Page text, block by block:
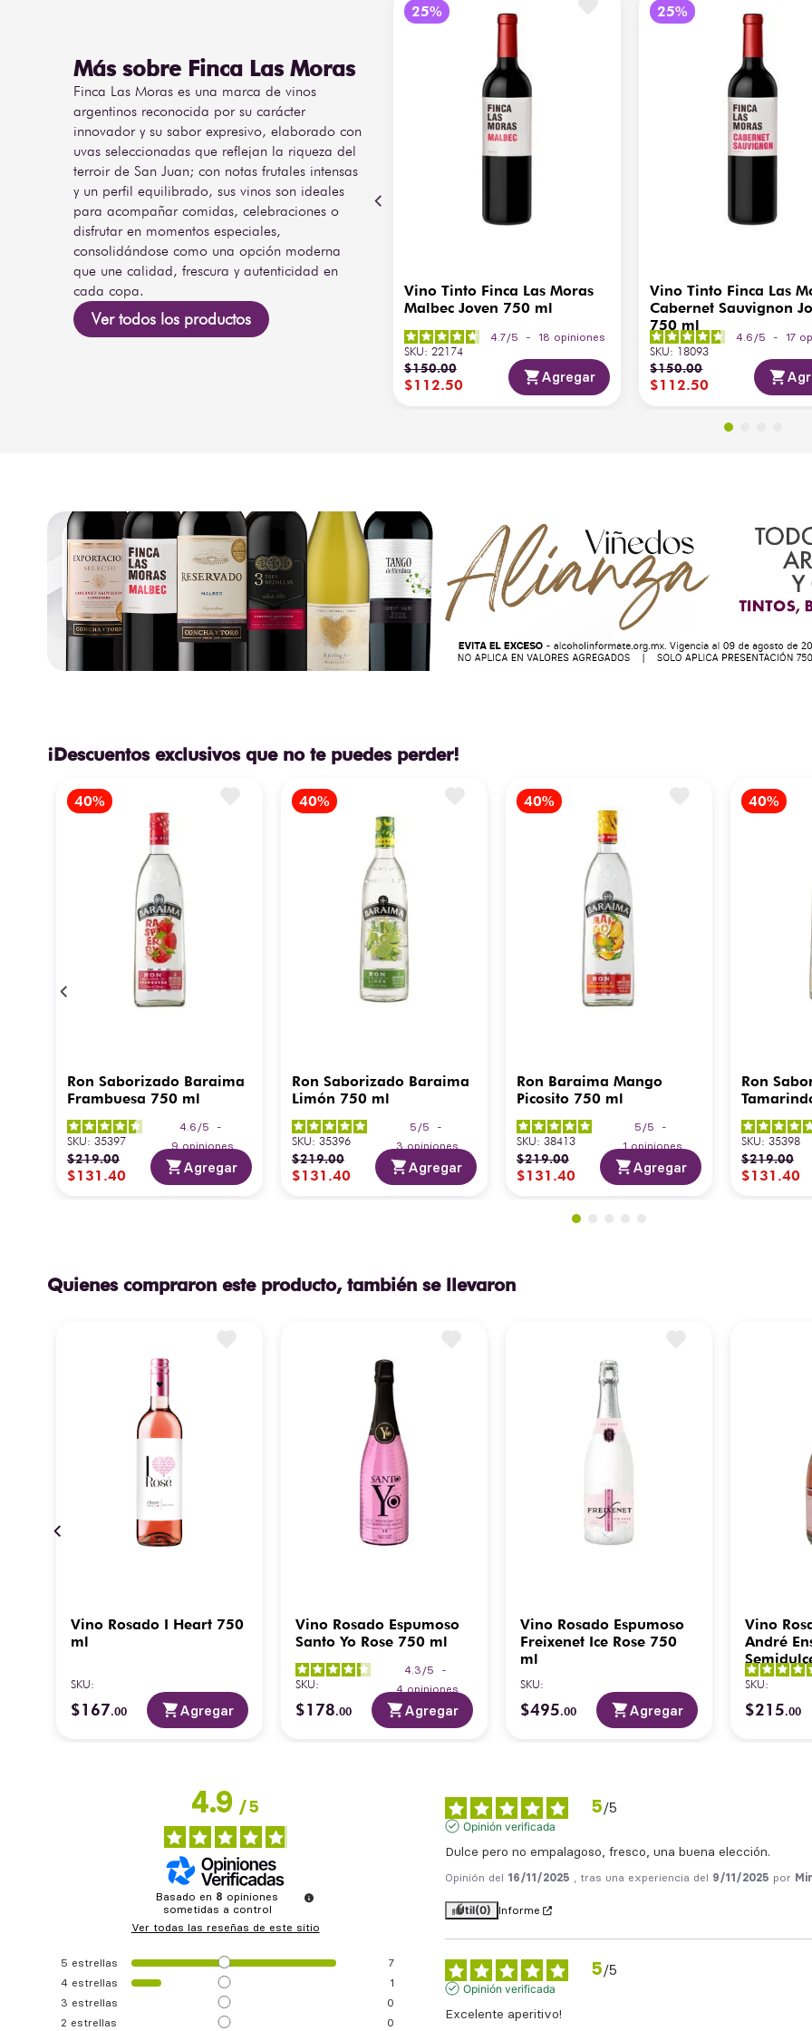
versátil para quienes buscan un vino dulce y elegante, pensado para momentos de
Aromática
Temperatura de Servicio
Más sobre Finca Las Moras
Finca Las Moras es una marca de vinos
argentinos reconocida por su carácter
innovador y su sabor expresivo, elaborado con
uvas seleccionadas que reflejan la riqueza del
terroir de San Juan; con notas frutales intensas
y un perfil equilibrado, sus vinos son ideales
para acompañar comidas, celebraciones o
disfrutar en momentos especiales,
consolidándose como una opción moderna
que une calidad, frescura y autenticidad en
cada copa.
Ver todos los productos
Vino Tinto Finca Las Moras
Malbec Joven 750 ml
4.7/5 - 18 opiniones
SKU: 22174
$150.00
$112.50 Agregar
Vino Tinto Finca Las
Cabernet Sauvignon
750 ml
4.6 /5 - 17
SKU: 18093
$150.00
$112.50
¡Descuentos exclusivos que no te puedes perder!
Ron Saborizado Baraima
Frambuesa 750 ml
4.6 /5
-
9 opiniones
SKU: 35397
$219.00
$131 .40 Agregar
Ron Saborizado Baraima
Limón 750 ml
5 /5
-
3 opiniones
SKU: 35396
$219.00
$131 .40 Agregar
Ron Baraima Mango
Picosito 750 ml
5 /5
-
1 opiniones
SKU: 38413
$219.00
$131 .40 Agregar
Ron
SKU: 35398
$219.00
$131 .40
Quienes compraron este producto, también se llevaron
Vino Rosado I Heart 750
ml
SKU:
$167.00 Agregar
Vino Rosado Espumoso
Santo Yo Rose 750 ml
4.3 /5
-
4 opiniones
SKU:
$178.00 Agregar
Vino Rosado Espumoso
Freixenet Ice Rose 750
ml
SKU:
$495.00 Agregar
Vino
André
SKU:
$215.00
4.9/5
Basado en 8 opiniones
sometidas a control
Ver todas las reseñas de este sitio
5 estrellas
7
4 estrellas
1
3 estrellas
0
2 estrellas 0
5/5
Opinión verificada
Dulce pero no empalagoso, fresco, una buena elección.
Opinión del 16/11/2025 , tras una experiencia del 9/11/2025 por
Útil(0) Informe
5/5
Opinión verificada
Excelente aperitivo!